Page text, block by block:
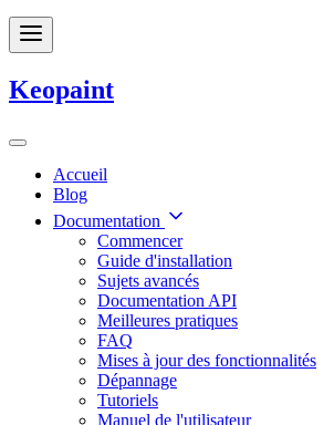
Keopaint
Accueil
Blog
Documentation
Commencer
Guide d'installation
Sujets avancés
Documentation API
Meilleures pratiques
FAQ
Mises à jour des fonctionnalités
Dépannage
Tutoriels
Manuel de l'utilisateur